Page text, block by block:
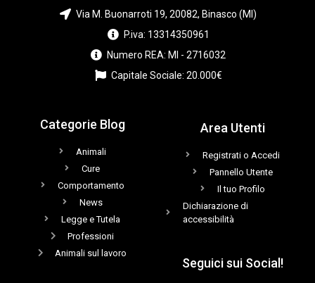
Via M. Buonarroti 19, 20082, Binasco (MI)
P.iva: 13314350961
Numero REA: MI - 2716032
Capitale Sociale: 20.000€
Categorie Blog
Animali
Cure
Comportamento
News
Legge e Tutela
Professioni
Animali sul lavoro
Area Utenti
Registrati o Accedi
Pannello Utente
Il tuo Profilo
Dichiarazione di
accessibilità
Seguici sui Social!